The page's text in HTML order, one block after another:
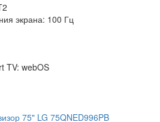
экрана: 100 Гц
TV: webOS